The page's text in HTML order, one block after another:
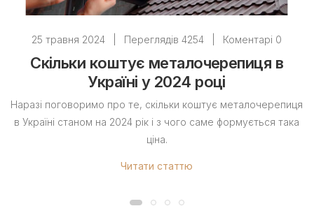
25 травня 2024 Переглядів 4254 Коментарі 0
Скільки коштує металочерепиця в
Україні у 2024 році
Наразі поговоримо про те, скільки коштує металочерепиця
в Україні станом на 2024 рік і з чого саме формується така
ціна.
Читати статтю